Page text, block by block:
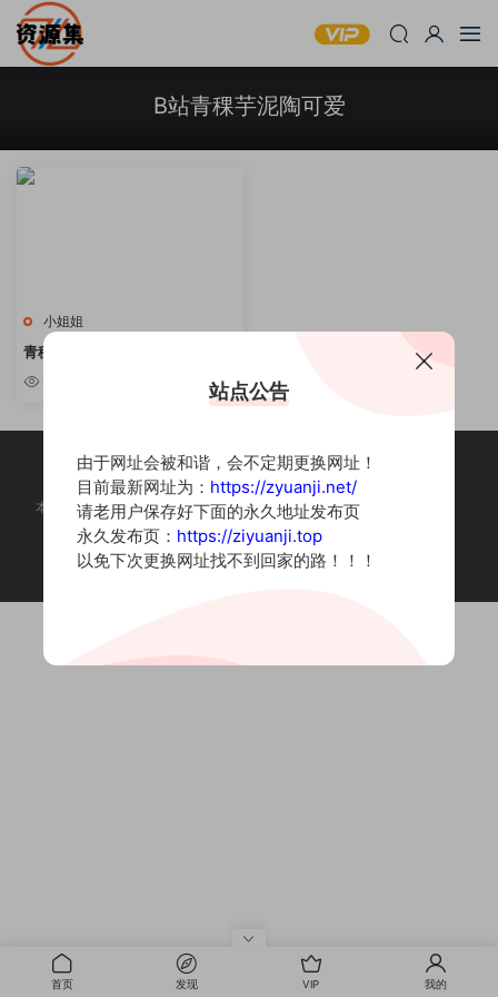
B站青稞芋泥陶可爱
小姐姐
青稞芋泥陶可爱 – B站性感主播写
真合集 [持续更新]
4.53k
本站为摄影写真图片网站，内容来自网络收集整理，仅作个人学习使用。
如有违法内容请联系删除
Copyright © 2022 资源集
首页 发现 VIP 我的
站点公告
由于网址会被和谐，会不定期更换网址！
目前最新网址为： https://zyuanji.net/
请老用户保存好下面的永久地址发布页
永久发布页： https://ziyuanji.top
以免下次更换网址找不到回家的路！！！